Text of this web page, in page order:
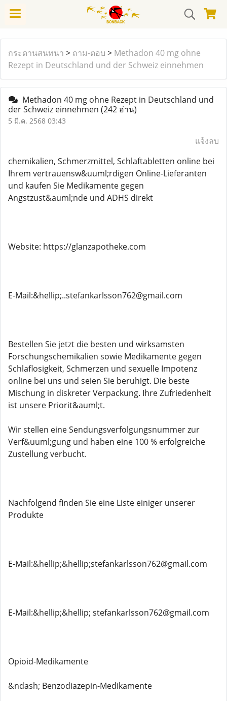
กระดานสนทนา > ถาม-ตอบ > Methadon 40 mg ohne
Rezept in Deutschland und der Schweiz einnehmen
Methadon 40 mg ohne Rezept in Deutschland und
der Schweiz einnehmen (242 อ่าน)
5 มี.ค. 2568 03:43
แจ้งลบ
chemikalien, Schmerzmittel, Schlaftabletten online bei
Ihrem vertrauensw&uuml;rdigen Online-Lieferanten
und kaufen Sie Medikamente gegen
Angstzust&auml;nde und ADHS direkt
Website: https://glanzapotheke.com
E-Mail:&hellip;..stefankarlsson762@gmail.com
Bestellen Sie jetzt die besten und wirksamsten
Forschungschemikalien sowie Medikamente gegen
Schlaflosigkeit, Schmerzen und sexuelle Impotenz
online bei uns und seien Sie beruhigt. Die beste
Mischung in diskreter Verpackung. Ihre Zufriedenheit
ist unsere Priorit&auml;t.
Wir stellen eine Sendungsverfolgungsnummer zur
Verf&uuml;gung und haben eine 100 % erfolgreiche
Zustellung verbucht.
Nachfolgend finden Sie eine Liste einiger unserer
Produkte
E-Mail:&hellip;&hellip;stefankarlsson762@gmail.com
E-Mail:&hellip;&hellip; stefankarlsson762@gmail.com
Opioid-Medikamente
&ndash; Benzodiazepin-Medikamente